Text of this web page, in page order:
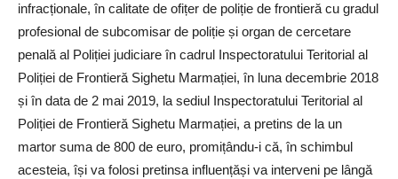
infracționale, în calitate de ofițer de poliție de frontieră cu gradul
profesional de subcomisar de poliție și organ de cercetare
penală al Poliției judiciare în cadrul Inspectoratului Teritorial al
Poliției de Frontieră Sighetu Marmației, în luna decembrie 2018
și în data de 2 mai 2019, la sediul Inspectoratului Teritorial al
Poliției de Frontieră Sighetu Marmației, a pretins de la un
martor suma de 800 de euro, promițându-i că, în schimbul
acesteia, își va folosi pretinsa influențăși va interveni pe lângă